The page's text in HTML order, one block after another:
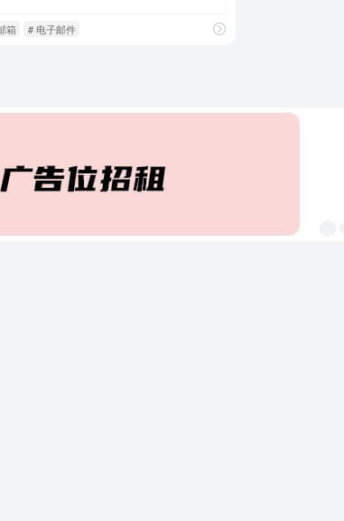
箱 # 电子邮件